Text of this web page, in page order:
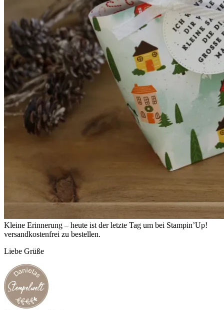
Kleine Erinnerung – heute ist der letzte Tag um bei Stampin’Up!
versandkostenfrei zu bestellen.
Liebe Grüße